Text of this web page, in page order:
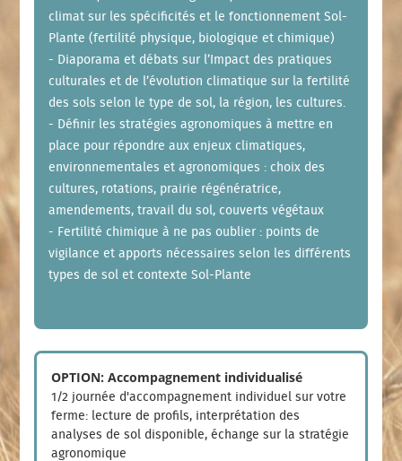
climat sur les spécificités et le fonctionnement Sol-
Plante (fertilité physique, biologique et chimique)
- Diaporama et débats sur l’Impact des pratiques
culturales et de l’évolution climatique sur la fertilité
des sols selon le type de sol, la région, les cultures.
- Définir les stratégies agronomiques à mettre en
place pour répondre aux enjeux climatiques,
environnementales et agronomiques : choix des
cultures, rotations, prairie régénératrice,
amendements, travail du sol, couverts végétaux
- Fertilité chimique à ne pas oublier : points de
vigilance et apports nécessaires selon les différents
types de sol et contexte Sol-Plante
OPTION: Accompagnement individualisé
1/2 journée d'accompagnement individuel sur votre
ferme: lecture de profils, interprétation des
analyses de sol disponible, échange sur la stratégie
agronomique